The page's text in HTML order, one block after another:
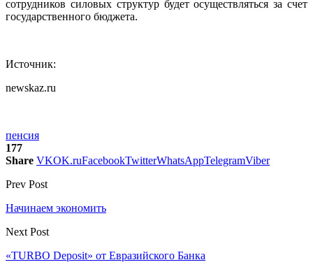
сотрудников силовых структур будет осуществляться за счет
государственного бюджета.
Источник:
newskaz.ru
пенсия
177
Share VKOK.ruFacebookTwitterWhatsAppTelegramViber
Prev Post
Начинаем экономить
Next Post
«TURBO Deposit» от Евразийского Банка